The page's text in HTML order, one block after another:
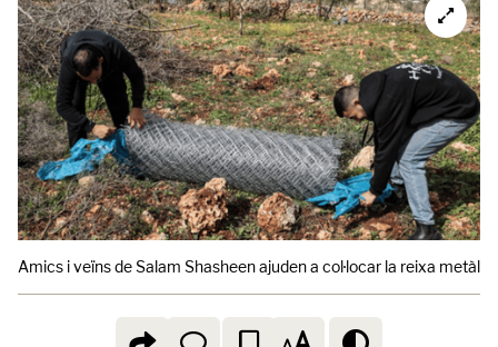
Amics i veïns de Salam Shasheen ajuden a col·locar la reixa